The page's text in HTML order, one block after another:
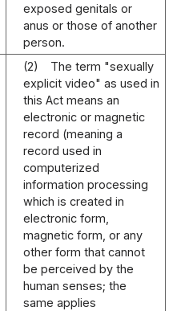
exposed genitals or
anus or those of another
person.
(2)
The term "sexually
explicit video" as used in
this Act means an
electronic or magnetic
record (meaning a
record used in
computerized
information processing
which is created in
electronic form,
magnetic form, or any
other form that cannot
be perceived by the
human senses; the
same applies